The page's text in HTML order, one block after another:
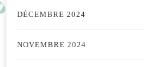
DÉCEMBRE 2024
NOVEMBRE 2024